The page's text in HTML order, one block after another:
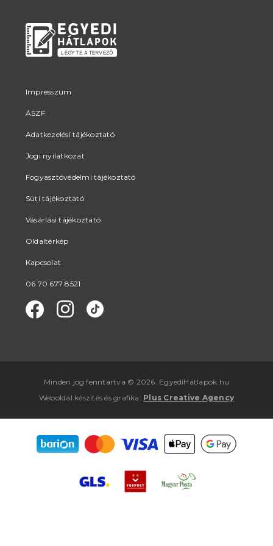
Impresszum
ÁSZF
Adatkezelési tájékoztató
Jogi nyilatkozat
Fogyasztóvédelmi tájékoztató
Süti tájékoztató
Vásárlási tájékoztató
Oldaltérkép
Kapcsolat
06 70 677 8521
Minden jog fenntartva © 2026. EgyediHátlapok.hu
Weboldal készítés ésgrafika : Plus Creative Agency